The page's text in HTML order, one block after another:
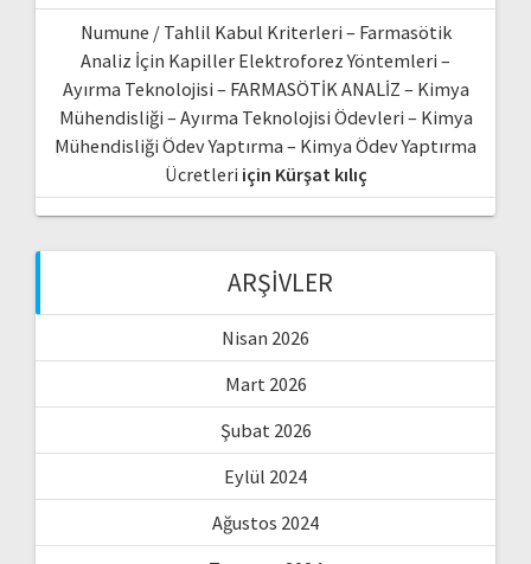
Numune / Tahlil Kabul Kriterleri – Farmasötik
Analiz İçin Kapiller Elektroforez Yöntemleri –
Ayırma Teknolojisi – FARMASÖTİK ANALİZ – Kimya
Mühendisliği – Ayırma Teknolojisi Ödevleri – Kimya
Mühendisliği Ödev Yaptırma – Kimya Ödev Yaptırma
Ücretleri için Kürşat kılıç
ARŞIVLER
Nisan 2026
Mart 2026
Şubat 2026
Eylül 2024
Ağustos 2024